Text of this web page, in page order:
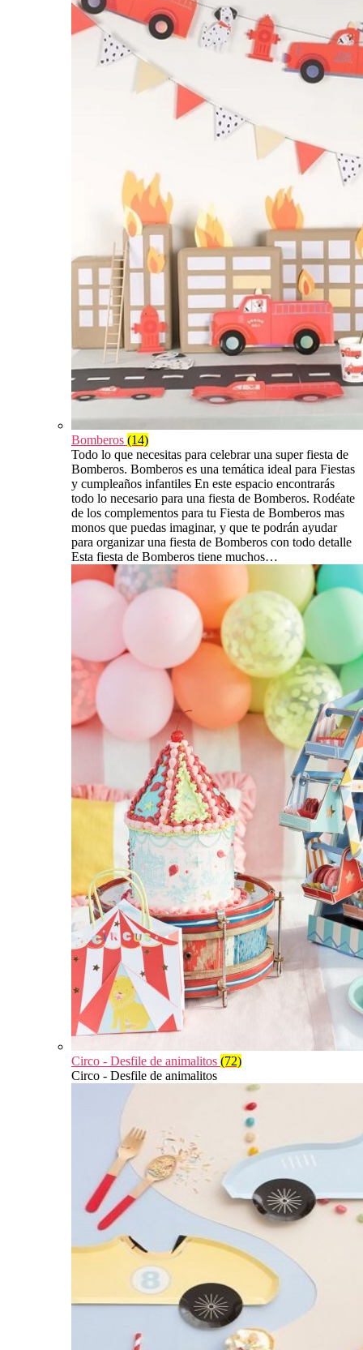
Bomberos (14)
Todo lo que necesitas para celebrar una super fiesta de
Bomberos. Bomberos es una temática ideal para Fiestas
y cumpleaños infantiles En este espacio encontrarás
todo lo necesario para una fiesta de Bomberos. Rodéate
de los complementos para tu Fiesta de Bomberos mas
monos que puedas imaginar, y que te podrán ayudar
para organizar una fiesta de Bomberos con todo detalle
Esta fiesta de Bomberos tiene muchos…
Circo - Desfile de animalitos (72)
Circo - Desfile de animalitos